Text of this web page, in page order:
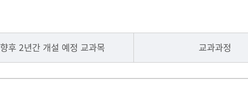
영어교육전공
향후 2년간 개설 예정 교과목 교과과정